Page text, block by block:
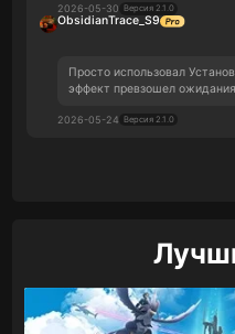
2026-05-30 Версия 2.1.0
ObsidianTrace_S9
Просто использовал
эффект превзошел
2026-05-24 Версия 2.1.0